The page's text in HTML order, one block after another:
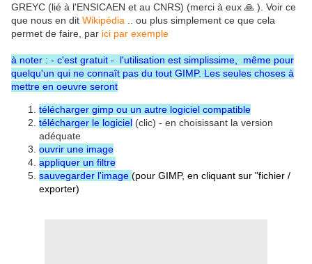
GREYC (lié à l'ENSICAEN et au CNRS) (merci à eux 🙏 ). Voir ce
que nous en dit Wikipédia .. ou plus simplement ce que cela
permet de faire, par ici par exemple
à noter : - c'est gratuit - l'utilisation est simplissime, même pour
quelqu'un qui ne connaît pas du tout GIMP. Les seules choses à
mettre en oeuvre seront
télécharger gimp ou un autre logiciel compatible
télécharger le logiciel (clic) - en choisissant la version
adéquate
ouvrir une image
appliquer un filtre
sauvegarder l'image (pour GIMP, en cliquant sur "fichier /
exporter)